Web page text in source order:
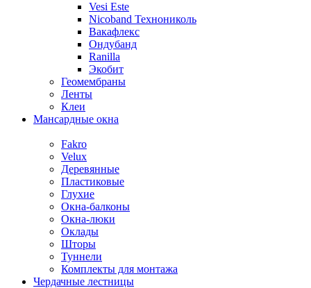
Vesi Este
Nicoband Технониколь
Вакафлекс
Ондубанд
Ranilla
Экобит
Геомембраны
Ленты
Клеи
Мансардные окна
Fakro
Velux
Деревянные
Пластиковые
Глухие
Окна-балконы
Окна-люки
Оклады
Шторы
Туннели
Комплекты для монтажа
Чердачные лестницы